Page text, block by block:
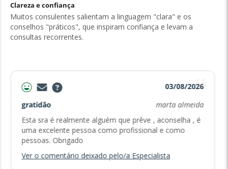
Clareza e confiança
Muitos consulentes salientam a linguagem "clara" e os
conselhos "práticos", que inspiram confiança e levam a
consultas recorrentes.
03/08/2026
gratidão
marta almeida
Esta sra é realmente alguém que prêve , aconselha , é
uma excelente pessoa como profissional e como
pessoas. Obrigado
Ver o comentário deixado pelo/a Especialista